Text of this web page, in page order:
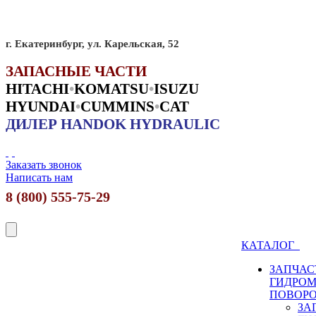
г. Екатеринбург, ул. Карельская, 52
ЗАПАСНЫЕ ЧАСТИ
HITACHI•KOMATSU•ISUZU
HYUNDAI•CUMMINS•CAT
ДИЛЕР HANDOK HYDRAULIC
Заказать звонок
Написать нам
8 (800) 555-75-29
КАТАЛОГ